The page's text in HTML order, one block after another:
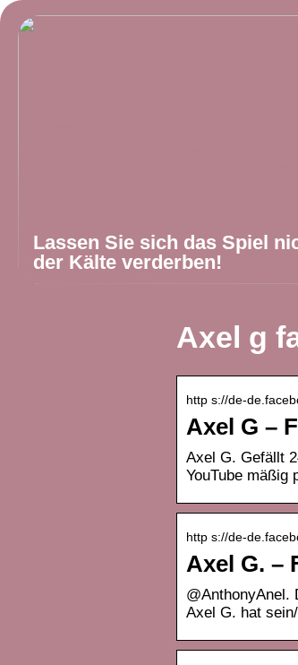
Lassen Sie sich das Spiel
der Kälte verderben!
Axel g
http s://de-
Axel G –
Axel G. Gefällt
YouTube
http s://de-
Axel G. –
@AnthonyAnel.
Axel G. hat